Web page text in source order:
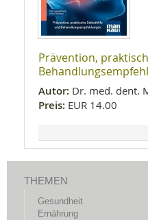
Prävention,
Autor: Dr. med. dent.
Preis: EUR 14.00
THEMEN
Gesundheit
Ernährung